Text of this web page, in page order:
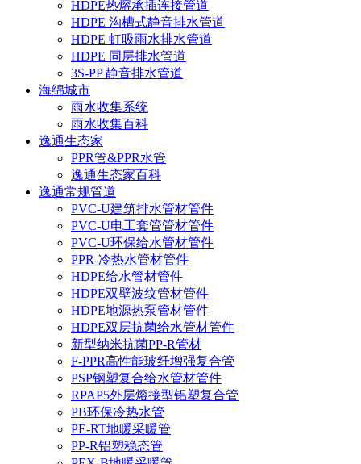
HDPE热熔承插连接管道
HDPE 沟槽式静音排水管道
HDPE 虹吸雨水排水管道
HDPE 同层排水管道
3S-PP 静音排水管道
海绵城市
雨水收集系统
雨水收集百科
逸通生态家
PPR管&PPR水管
逸通生态家百科
逸通常规管道
PVC-U建筑排水管材管件
PVC-U电工套管管材管件
PVC-U环保给水管材管件
PPR-冷热水管材管件
HDPE给水管材管件
HDPE双壁波纹管材管件
HDPE地源热泵管材管件
HDPE双层抗菌给水管材管件
新型纳米抗菌PP-R管材
F-PPR高性能玻纤增强复合管
PSP钢塑复合给水管材管件
RPAP5外层熔接型铝塑复合管
PB环保冷热水管
PE-RT地暖采暖管
PP-R铝塑稳态管